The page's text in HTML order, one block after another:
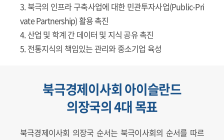
북극의 인프라 구축사업에 대한 민관투자사업(Public-Pri
vate Partnership) 활용 촉진
산업 및 학계 간 데이터 및 지식 공유 촉진
전통지식의 책임있는 관리와 중소기업 육성
북극경제이사회 아이슬란드
의장국의 4대 목표
북극경제이사회 의장국 순서는 북극이사회의 순서를 따르